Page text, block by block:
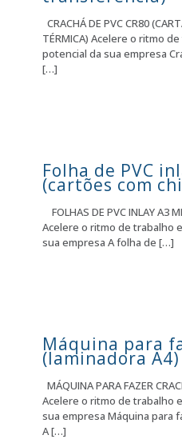
CRACHÁ DE PVC CR80
TÉRMICA) Acelere o ritmo
potencial da sua empresa
[…]
Folha de PVC
(cartões com
FOLHAS DE PVC INLAY A3
Acelere o ritmo de trabalho
sua empresa A folha de […]
Máquina para
(laminadora A4)
MÁQUINA PARA FAZER
Acelere o ritmo de trabalho
sua empresa Máquina para
A[…]